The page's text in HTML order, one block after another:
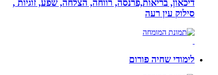
דיכאון, בריאות,פרנסה, רווחה, הצלחה, שפע, זוגיות ,
סילוק עין רעה
לימודי שחיה פורום